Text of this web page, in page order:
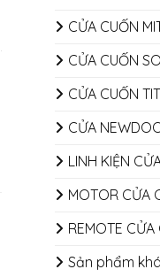
CỬA CUỐN
CỬA CUỐN
CỬA CUỐN
CỬA
LINH KIỆN
MOTOR CỬA
REMOTE CỬA
Sản phẩm